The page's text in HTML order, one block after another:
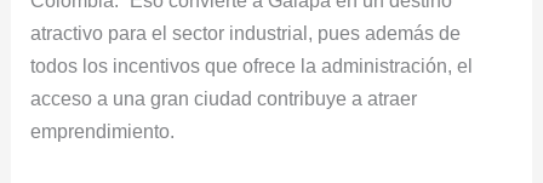
atractivo para el sector industrial, pues además de
todos los incentivos que ofrece la administración, el
acceso a una gran ciudad contribuye a atraer
emprendimiento.